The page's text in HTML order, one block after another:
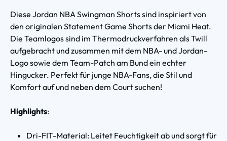
Diese Jordan NBA Swingman Shorts sind inspiriert von
den originalen Statement Game Shorts der Miami Heat.
Die Teamlogos sind im Thermodruckverfahren als Twill
aufgebracht und zusammen mit dem NBA- und Jordan-
Logo sowie dem Team-Patch am Bund ein echter
Hingucker. Perfekt für junge NBA-Fans, die Stil und
Komfort auf und neben dem Court suchen!
Highlights:
Dri-FIT-Material: Leitet Feuchtigkeit ab und sorgt für